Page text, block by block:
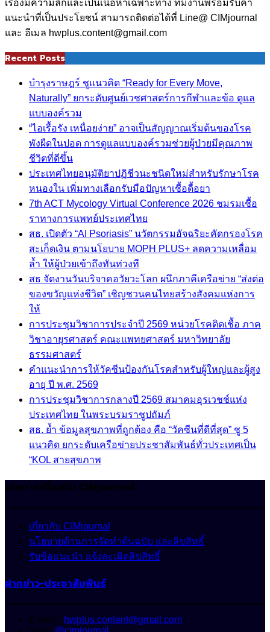
เรื่องมีความลึกและเป็นเนื้อหาเฉพาะทาง ทีมงานพร้อมรับคำ
แนะนำที่เป็นประโยชน์ สามารถติดต่อได้ที่ Line@ CIMjournal
และ อีเมล hwplus.content@gmail.com
Recent Posts
บำรุงราษฎร์ ชูแนวคิด “Ready for Every Move,
Naturally” ยกระดับศูนย์เวชศาสตร์การกีฬาและข้อ ดูแล
แบบองค์รวม
“ไอเรื้อรัง เหนื่อยง่าย” อาจเป็นสัญญาณเริ่มต้นของโรค
พังผืดในปอด การดูแลแบบองค์รวมช่วยผู้ป่วยมีคุณภาพ
ชีวิตที่ดีขึ้น
ประเทศไทยอนุมัติยาปฏิชีวนะชนิดใหม่สำหรับรักษาโรค
หนองใน เพิ่มทางเลือกรับมือปัญหาเชื้อดื้อยา
7th ACT Mycology Virtual Conference 2026 ชมรมเชื้อ
ราทางการแพทย์ประเทศไทย
สธ. เปิดตัว “AI Psoriasis” นวัตกรรมอัจฉริยะคัดกรองโรค
สะเก็ดเงิน ตามนโยบาย MOPH PLUS+ ลดความเหลื่อม
ล้ำ ให้ผู้ป่วยเข้าถึงทันท่วงที
สธ จัดงานวันบริจาคอวัยวะโลก ผนึกภาคีเครือข่าย “ส่งต่อ
ของขวัญแห่งชีวิต” เชิญชวนคนไทยสร้างสังคมแห่งการ
ให้
การประชุมวิชาการประจำปี 2569 หน่วยโรคติดเชื้อ ภาค
วิชาอายุรศาสตร์ คณะแพทยศาสตร์ มหาวิทยาลัย
ธรรมศาสตร์
คำแนะนำการให้วัคซีนป้องกันโรคสำหรับผู้ใหญ่และผู้สูง
อายุ ปี พ.ศ. 2569
การประชุมวิชาการกลางปี 2569 สมาคมอุรเวชช์แห่ง
ประเทศไทย ในพระบรมราชูปถัมภ์
สธ. ย้ำ ข้อมูลสุขภาพที่ถูกต้อง คือ “วัคซีนที่ดีที่สุด” ชู 5
แนวคิด ยกระดับเครือข่ายประชาสัมพันธ์ทั่วประเทศเป็น
“KOL สายสุขภาพ
นโยบายเกี่ยวกับ CIMjournal
เกี่ยวกับ CIMjournal
นโยบายด้านการจัดทำต้นฉบับ และลิขสิทธิ์
รับข้อแนะนำ แจ้งละเมิดลิขสิทธิ์
ฝากข่าว-ประชาสัมพันธ์
E-mail : hwplus.content@gmail.com